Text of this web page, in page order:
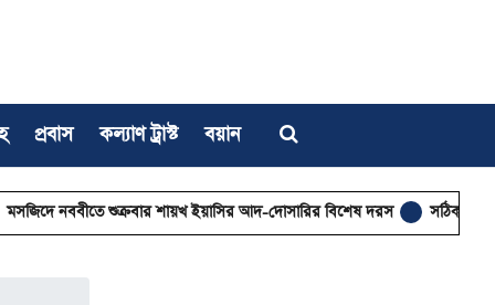
প্রবাস কল্যাণ ট্রাস্ট বয়ান
শুক্রবার শায়খ ইয়াসির আদ-দোসারির বিশেষ দরস সঠিক ধর্মীয় সচেতনতাই